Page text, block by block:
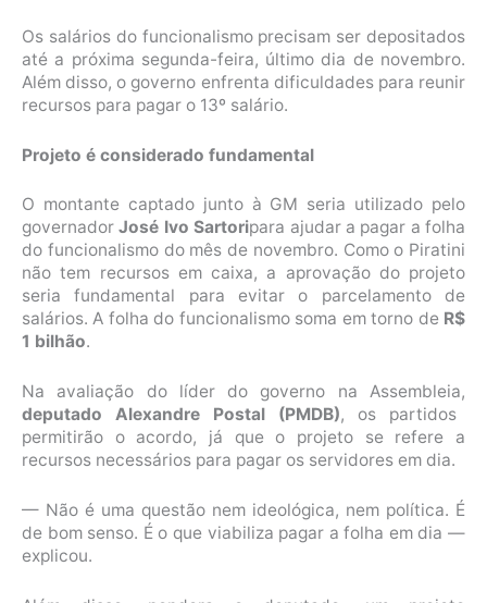
Os salários do funcionalismo precisam ser depositados
até a próxima segunda-feira, último dia de novembro.
Além disso, o governo enfrenta dificuldades para reunir
recursos para pagar o 13º salário.
Projeto é considerado fundamental
O montante captado junto à GM seria utilizado pelo
governadorJosé Ivo Sartoripara ajudar a pagar a folha
do funcionalismo do mês de novembro. Como o Piratini
não tem recursos em caixa, a aprovação do projeto
seria fundamental para evitar o parcelamento de
salários. A folha do funcionalismo soma em torno deR$
1 bilhão.
Na avaliação do líder do governo na Assembleia,
deputado Alexandre Postal (PMDB), os partidos
permitirão o acordo, já que o projeto se refere a
recursos necessários para pagar os servidores em dia.
— Não é uma questão nem ideológica, nem política. É
de bom senso. É o que viabiliza pagar a folha em dia —
explicou.